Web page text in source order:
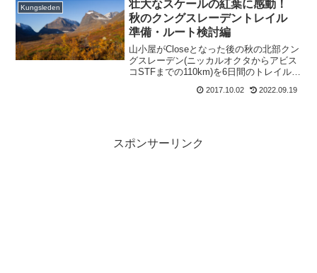
Kungsleden
壮大なスケールの紅葉に感動！
秋のクングスレーデントレイル
準備・ルート検討編
山小屋がCloseとなった後の秋の北部クン
グスレーデン(ニッカルオクタからアビス
コSTFまでの110km)を6日間のトレイルハ
を踏まえた北部クングスレーデンへの準
2017.10.02 2022.09.19
スポンサーリンク